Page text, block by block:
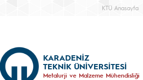
KTÜ Anasayfa
KARADENİZ
TEKNİK ÜNİVERSİTESİ
Metalurji ve Malzeme Mühendisliği